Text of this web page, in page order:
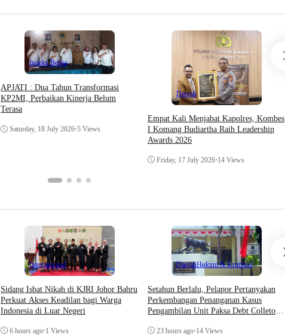
Indeks Berita
APJATI : Dua Tahun Transformasi
KP2MI, Perbaikan Kinerja Belum
Terasa
Saturday, 18 July 2026•5 Views
Daerah
Empat Kali Menjabat Kapolres, Kombes
I Komang Budiartha Raih Leadership
Awards 2026
Friday, 17 July 2026•14 Views
Internasional
Sidang Isbat Nikah di KJRI Johor Bahru
Perkuat Akses Keadilan bagi Warga
Indonesia di Luar Negeri
6 hours ago•1 Views
DaerahHukum & Kriminal
Setahun Berlalu, Pelapor Pertanyakan
Perkembangan Penanganan Kasus
Pengambilan Unit Paksa Debt Colletor
23 hours ago•14 Views